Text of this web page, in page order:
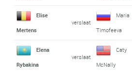
Elise
Mertens
verslaat
Maria
Timofeeva
Elena
Rybakina
verslaat
Caty
McNally